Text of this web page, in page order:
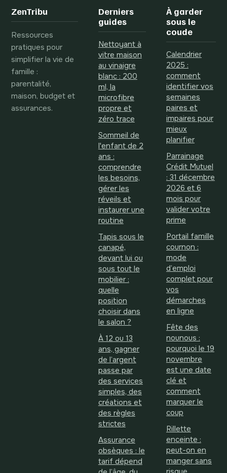
premiers signes
ZenTribu
Ressources
pratiques pour
simplifier la vie de
famille :
parentalité,
maison, budget et
assurances.
Derniers
guides
Nettoyant à
vitre maison
au vinaigre
blanc : 200
ml, la
microfibre
propre et
zéro trace
Sommeil de
l'enfant de 2
ans :
comprendre
les besoins,
gérer les
réveils et
instaurer une
routine
Tapis sous le
canapé,
devant lui ou
sous tout le
mobilier :
quelle
position
choisir dans
le salon ?
À 12 ou 13
ans, gagner
de l’argent
passe par
des services
simples, des
créations et
des règles
strictes
Assurance
obsèques : le
tarif dépend
À garder
sous le
coude
Calendrier
2025 :
comment
identifier vos
semaines
paires et
impaires pour
mieux
planifier
Parrainage
Crédit Mutuel
: 31 décembre
2026 et 6
mois pour
valider votre
prime
Portail famille
cournon :
mode
d’emploi
complet pour
vos
démarches
en ligne
Fête des
nounous :
pourquoi le 19
novembre
est une date
clé et
comment
marquer le
coup
Rillette
enceinte :
peut-on en
manger sans